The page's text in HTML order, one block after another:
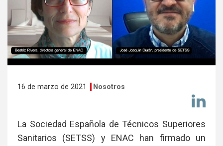
16 de marzo de 2021 Nosotros
en
La Sociedad Española de Técnicos Superiores
Sanitarios (SETSS) y ENAC han firmado un